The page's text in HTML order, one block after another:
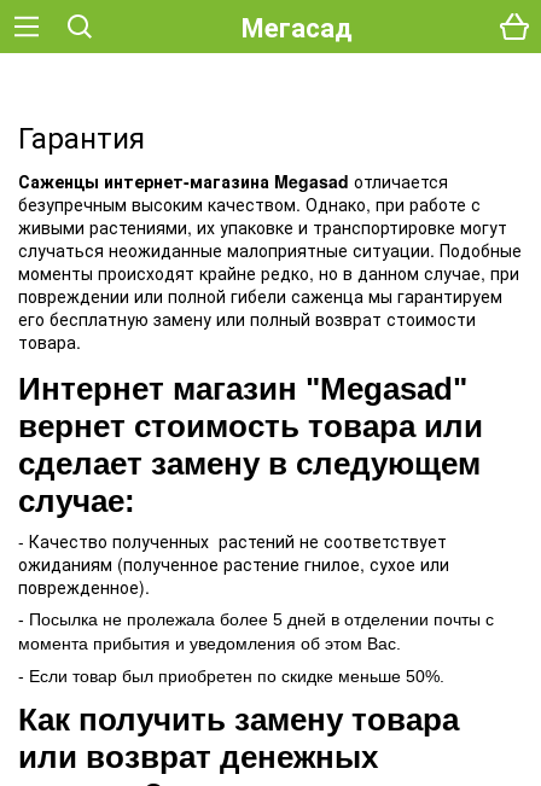
Мегасад
Гарантия
Саженцы интернет-магазина Megasad отличается
безупречным высоким качеством. Однако, при работе с
живыми растениями, их упаковке и транспортировке могут
случаться неожиданные малоприятные ситуации. Подобные
моменты происходят крайне редко, но в данном случае, при
повреждении или полной гибели саженца мы гарантируем
его бесплатную замену или полный возврат стоимости
товара.
Интернет магазин "Megasad"
вернет стоимость товара или
сделает замену в следующем
случае:
- Качество полученных растений не соответствует
ожиданиям (полученное растение гнилое, сухое или
поврежденное).
- Посылка не пролежала более 5 дней в отделении почты с
момента прибытия и уведомления об этом Вас.
- Если товар был приобретен по скидке меньше 50%.
Как получить замену товара
или возврат денежных